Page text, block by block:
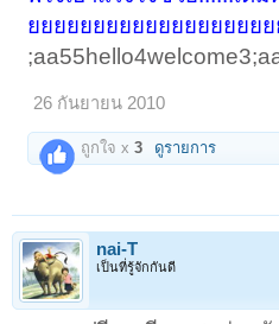
ยยยยยยยยยยยยยยยยยย
26 กันยายน 2010
ถูกใจ x3 ดูรายการ
nai-T
เป็นที่รู้จักกันดี